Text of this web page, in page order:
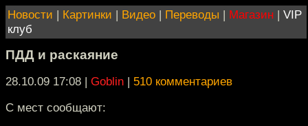
Новости | Картинки | Видео | Переводы | Магазин | VIP
клуб
ПДД и раскаяние
28.10.09 17:08 | Goblin | 510 комментариев
С мест сообщают: